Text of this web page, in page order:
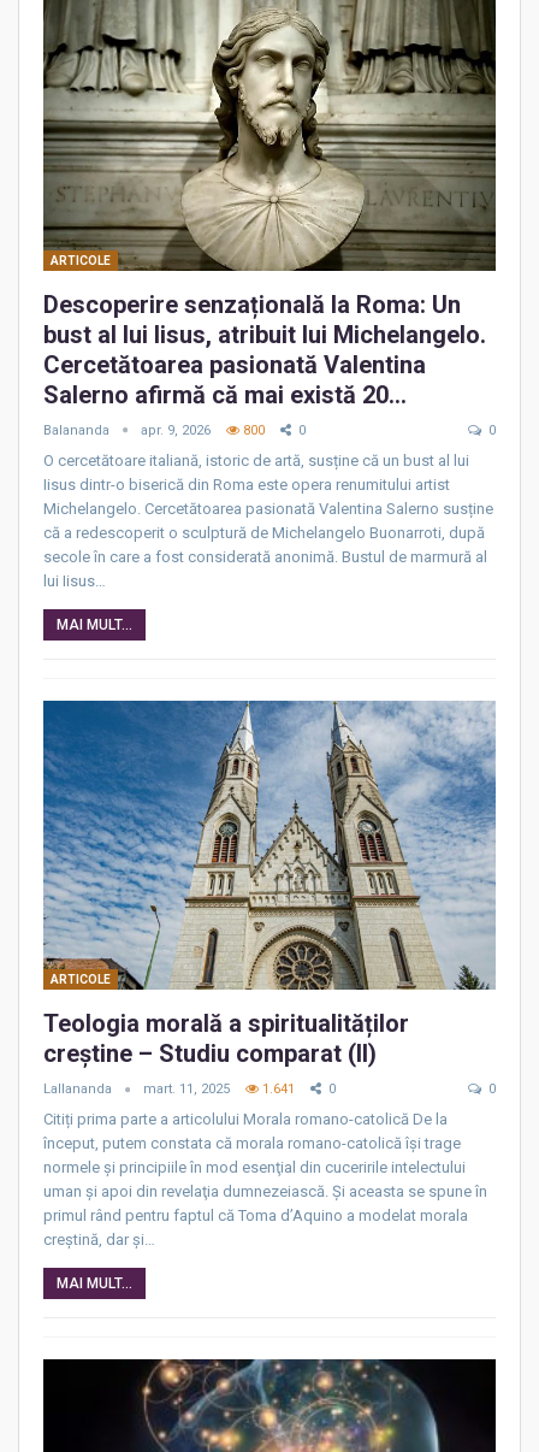
ARTICOLE
Descoperire senzațională la Roma: Un
bust al lui Iisus, atribuit lui Michelangelo.
Cercetătoarea pasionată Valentina
Salerno afirmă că mai există 20…
Balananda apr. 9, 2026 800 0 0
O cercetătoare italiană, istoric de artă, susține că un bust al lui
Iisus dintr-o biserică din Roma este opera renumitului artist
Michelangelo. Cercetătoarea pasionată Valentina Salerno susține
că a redescoperit o sculptură de Michelangelo Buonarroti, după
secole în care a fost considerată anonimă. Bustul de marmură al
lui Iisus…
MAI MULT...
ARTICOLE
Teologia morală a spiritualităților
creștine – Studiu comparat (II)
Lallananda mart. 11, 2025 1.641 0 0
Citiți prima parte a articolului Morala romano-catolică De la
început, putem constata că morala romano-catolică îşi trage
normele şi principiile în mod esenţial din cuceririle intelectului
uman şi apoi din revelaţia dumnezeiască. Şi aceasta se spune în
primul rând pentru faptul că Toma d’Aquino a modelat morala
creştină, dar şi…
MAI MULT...